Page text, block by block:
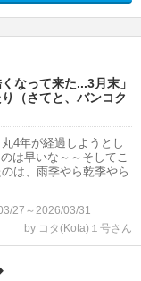
なって来た...3月末」
（さてと、バンコク
4年が経過しようとし
は早いな～～そしてこ
は、雨季やら乾季やら
27～2026/03/31
by コタ(Kota)１号さん